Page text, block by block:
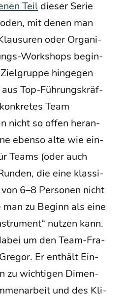
Teil die­ser Serie
mit denen man
oder Orga­ni­
Work­shops begin­
hin­ge­gen
aus Top-Füh­rungs­kräf­
Team
nicht so offen her­an­
eben­so alte wie ein­
Teams (oder auch
die eine klas­si­
6–8 Per­so­nen nicht
zu Beginn als eine
nut­zen kann.
um den Team-Fra­
Er ent­hält Ein­
zu wich­ti­gen Dimen­
und des Kli­